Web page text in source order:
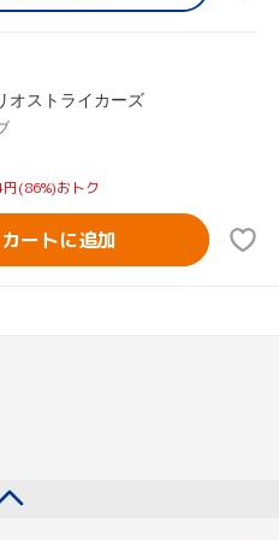
オストライカーズ
(86%)おトク
カートに追加